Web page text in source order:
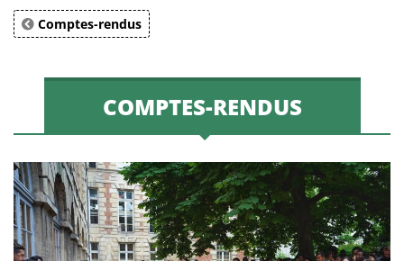
Comptes-rendus
COMPTES-RENDUS